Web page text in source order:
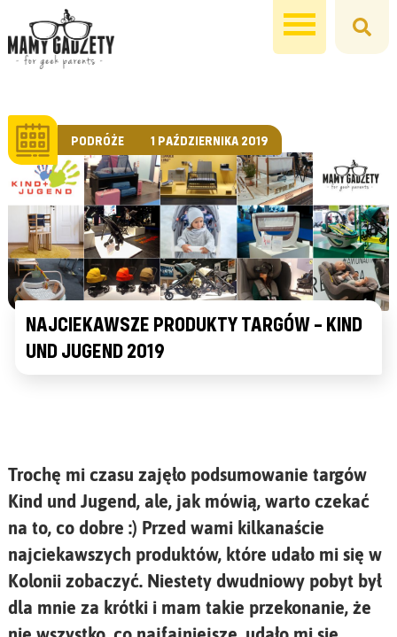
PODRÓŻE 1 PAŹDZIERNIKA 2019
NAJCIEKAWSZE PRODUKTY TARGÓW – KIND
UND JUGEND 2019
Trochę mi czasu zajęło podsumowanie targów
Kind und Jugend, ale, jak mówią, warto czekać
na to, co dobre :) Przed wami kilkanaście
najciekawszych produktów, które udało mi się w
Kolonii zobaczyć. Niestety dwudniowy pobyt był
dla mnie za krótki i mam takie przekonanie, że